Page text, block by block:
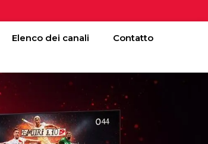
Elenco dei canali Contatto